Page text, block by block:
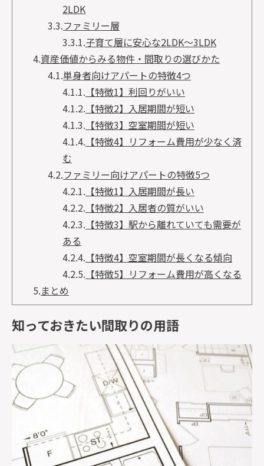
2LDK
3.3.ファミリー層
3.3.1.子育て層に安心な2LDK〜3LDK
4.資産価値からみる物件・間取りの選びかた
4.1.単身者向けアパートの特徴4つ
4.1.1. 【特徴1】利回りがいい
4.1.2. 【特徴2】入居期間が短い
4.1.3. 【特徴3】空室期間が短い
4.1.4. 【特徴4】リフォーム費用が少なく済
む
4.2.ファミリー向けアパートの特徴5つ
4.2.1. 【特徴1】入居期間が長い
4.2.2. 【特徴2】入居者の質がいい
4.2.3. 【特徴3】駅から離れていても需要が
ある
4.2.4. 【特徴4】空室期間が長くなる傾向
4.2.5. 【特徴5】リフォーム費用が高くなる
5.まとめ
知っておきたい間取りの用語